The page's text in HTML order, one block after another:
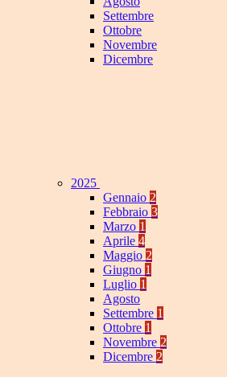
Settembre
Ottobre
Novembre
Dicembre
2025
Gennaio 2
Febbraio 3
Marzo 1
Aprile 4
Maggio 2
Giugno 1
Luglio 1
Agosto
Settembre 1
Ottobre 1
Novembre 2
Dicembre 2